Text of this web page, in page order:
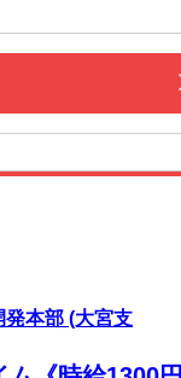
本部 (大宮支